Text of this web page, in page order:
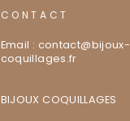
CONTACT
Email : contact@bijoux-
coquillages.fr
BIJOUX COQUILLAGES